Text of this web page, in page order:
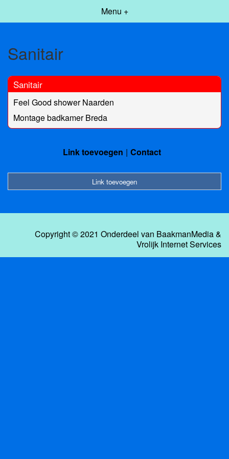
Menu +
Sanitair
Sanitair
Feel Good shower Naarden
Montage badkamer Breda
Link toevoegen Contact
Link toevoegen
Copyright © 2021 Onderdeel van BaakmanMedia&
Vrolijk Internet Services